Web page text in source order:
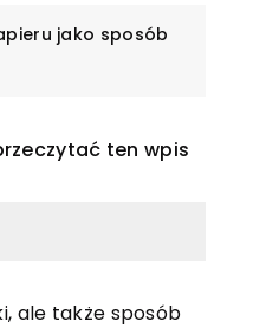
jako sposób
ten wpis
ale także sposób